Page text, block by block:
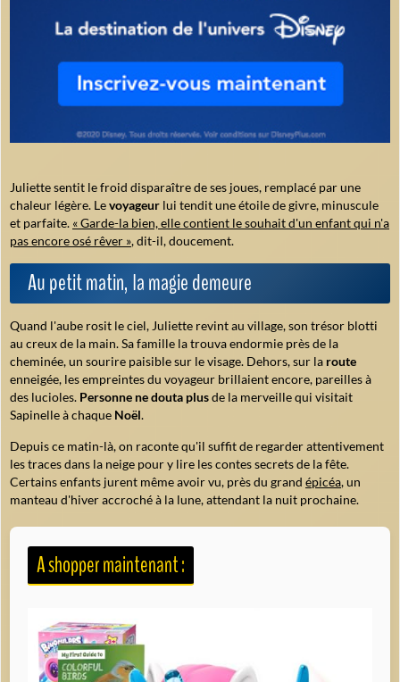
Juliette sentit le froid disparaître de ses joues, remplacé par une
chaleur légère. Levoyageur lui tendit une étoile de givre, minuscule
et parfaite. « Garde-la bien, elle contient le souhait d'un enfant qui n'a
pas encore osé rêver », dit-il, doucement.
Au petit matin, la magie demeure
Quand l'aube rosit le ciel, Juliette revint au village, son trésor blotti
au creux de la main. Sa famille la trouva endormie près de la
cheminée, un sourire paisible sur le visage. Dehors, sur la route
enneigée, les empreintes du voyageur brillaient encore, pareilles à
des lucioles. Personne ne douta plusde la merveille qui visitait
Sapinelle à chaque Noël.
Depuis ce matin-là, on raconte qu'il suffit de regarder attentivement
les traces dans la neige pour y lire les contes secrets de la fête.
Certains enfants jurent même avoir vu, près du grand épicéa, un
manteau d'hiver accroché à la lune, attendant la nuit prochaine.
A shopper maintenant :